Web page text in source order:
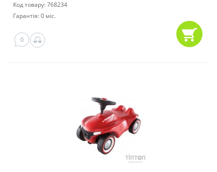
Код товару: 768234
Гарантія: 0 міс.
0